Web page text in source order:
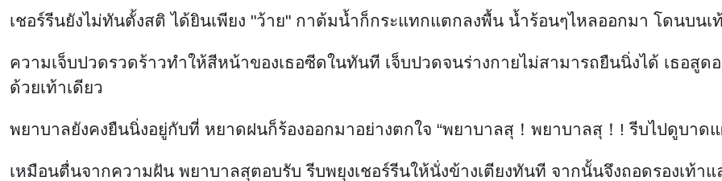
เชอร์รีนยังไม่ทันตั้งสติ ได้ยินเพียง "ว้าย" กาต้มน้ำก็กระแทกแตกลงพื้น น้ำร้อนๆไหลออกมา โดนบนเ
ความเจ็บปวดรวดร้าวทำให้สีหน้าของเธอซีดในทันที เจ็บปวดจนร่างกายไม่สามารถยืนนิ่งได้ เธอสูด
ด้วยเท้าเดียว
พยาบาลยังคงยืนนิ่งอยู่กับที่ หยาดฝนก็ร้องออกมาอย่างตกใจ “พยาบาลสุ！พยาบาลสุ！! รีบไปดูบาด
เหมือนตื่นจากความฝัน พยาบาลสุตอบรับ รีบพยุงเชอร์รีนให้นั่งข้างเตียงทันที จากนั้นจึงถอดรองเท้าแ